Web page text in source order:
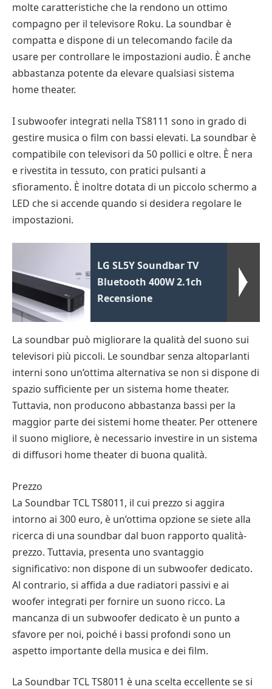
molte caratteristiche che la rendono un ottimo
compagno per il televisore Roku. La soundbar è
compatta e dispone di un telecomando facile da
usare per controllare le impostazioni audio. È anche
abbastanza potente da elevare qualsiasi sistema
home theater.
I subwoofer integrati nella TS8111 sono in grado di
gestire musica o film con bassi elevati. La soundbar è
compatibile con televisori da 50 pollici e oltre. È nera
e rivestita in tessuto, con pratici pulsanti a
sfioramento. È inoltre dotata di un piccolo schermo a
LED che si accende quando si desidera regolare le
impostazioni.
LG SL5Y Soundbar TV
Bluetooth 400W 2.1ch
Recensione
La soundbar può migliorare la qualità del suono sui
televisori più piccoli. Le soundbar senza altoparlanti
interni sono un’ottima alternativa se non si dispone di
spazio sufficiente per un sistema home theater.
Tuttavia, non producono abbastanza bassi per la
maggior parte dei sistemi home theater. Per ottenere
il suono migliore, è necessario investire in un sistema
di diffusori home theater di buona qualità.
Prezzo
La Soundbar TCL TS8011, il cui prezzo si aggira
intorno ai 300 euro, è un’ottima opzione se siete alla
ricerca di una soundbar dal buon rapporto qualità-
prezzo. Tuttavia, presenta uno svantaggio
significativo: non dispone di un subwoofer dedicato.
Al contrario, si affida a due radiatori passivi e ai
woofer integrati per fornire un suono ricco. La
mancanza di un subwoofer dedicato è un punto a
sfavore per noi, poiché i bassi profondi sono un
aspetto importante della musica e dei film.
La Soundbar TCL TS8011 è una scelta eccellente se si